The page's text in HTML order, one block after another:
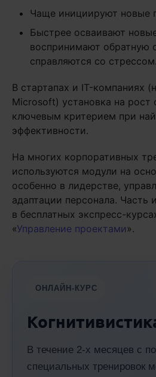
Чаще инициируют новые
Быстрее осваивают
воспринимают обратную
справляются со стрессом.
В стартапах и IT-компаниях
Microsoft) установка на рост
ключевым критерием при
эффективности.
На многих корпоративных
используются модули на
особенно в лидерстве,
адаптации персонала. Часть
в бесплатных экспресс-
«Управление проектами».
ОНЛАЙН-КУРС
В течение 2-х месяцев с
специальных тренировок